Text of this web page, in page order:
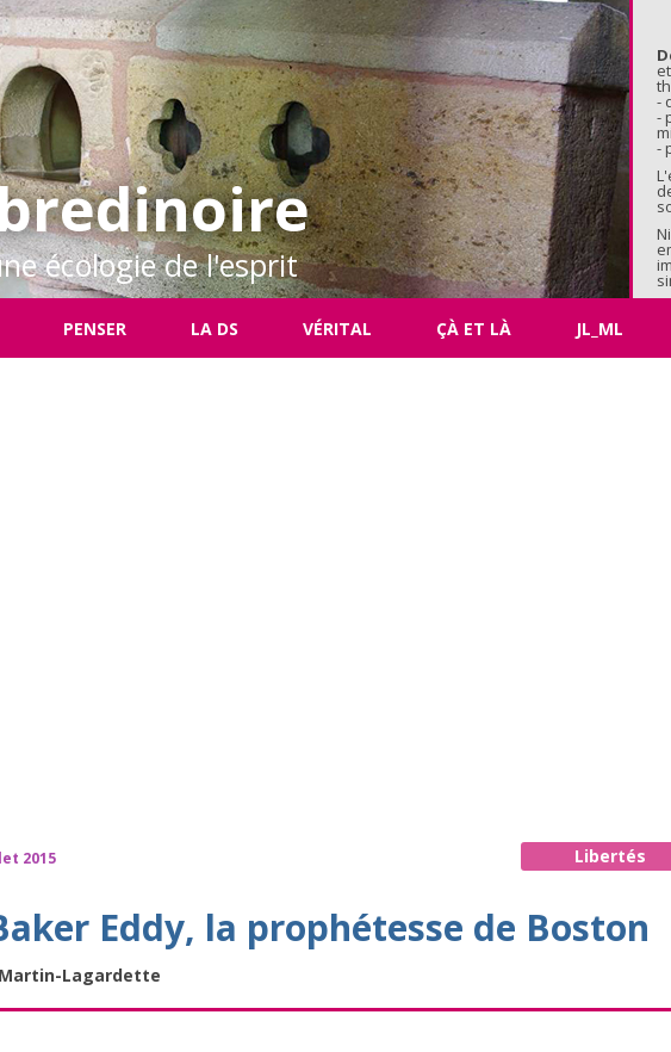
écologie de l'esprit
-
-
-
PENSER LA DS VÉRITAL ÇÀ ET LÀ JL_ML
2015 Libertés
Eddy, la prophétesse de Boston
Martin-Lagardette